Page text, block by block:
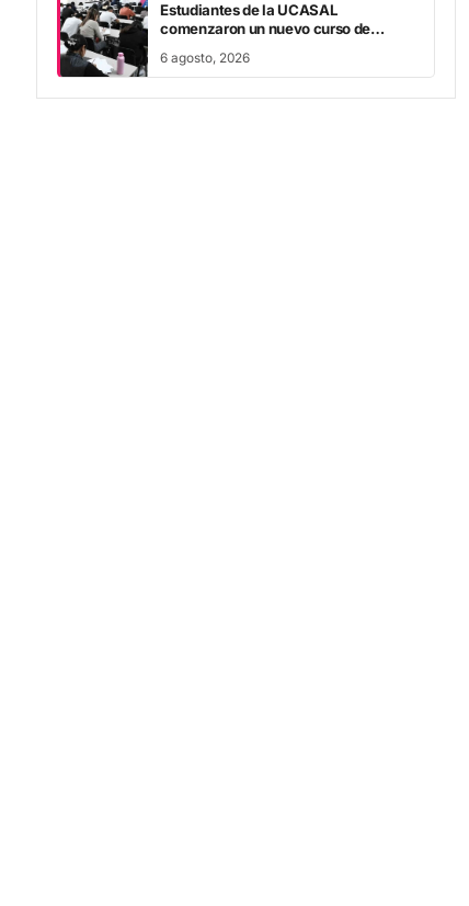
Estudiantes de la UCASAL
comenzaron un nuevo curso de
6 agosto, 2026